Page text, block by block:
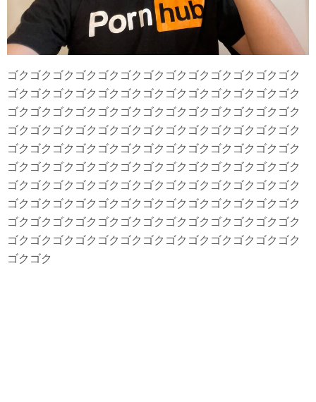
ゴクゴクゴクゴクゴクゴクゴクゴクゴクゴクゴクゴクゴク
ゴクゴクゴクゴクゴクゴクゴクゴクゴクゴクゴクゴクゴク
ゴクゴクゴクゴクゴクゴクゴクゴクゴクゴクゴクゴクゴク
ゴクゴクゴクゴクゴクゴクゴクゴクゴクゴクゴクゴクゴク
ゴクゴクゴクゴクゴクゴクゴクゴクゴクゴクゴクゴクゴク
ゴクゴクゴクゴクゴクゴクゴクゴクゴクゴクゴクゴクゴク
ゴクゴクゴクゴクゴクゴクゴクゴクゴクゴクゴクゴクゴク
ゴクゴクゴクゴクゴクゴクゴクゴクゴクゴクゴクゴクゴク
ゴクゴクゴクゴクゴクゴクゴクゴクゴクゴクゴクゴクゴク
ゴクゴクゴクゴクゴクゴクゴクゴクゴクゴクゴクゴクゴク
ゴクゴク